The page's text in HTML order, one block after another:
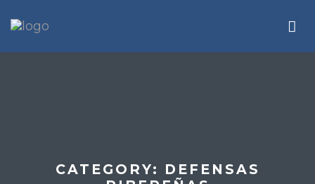
CATEGORY: DEFENSAS